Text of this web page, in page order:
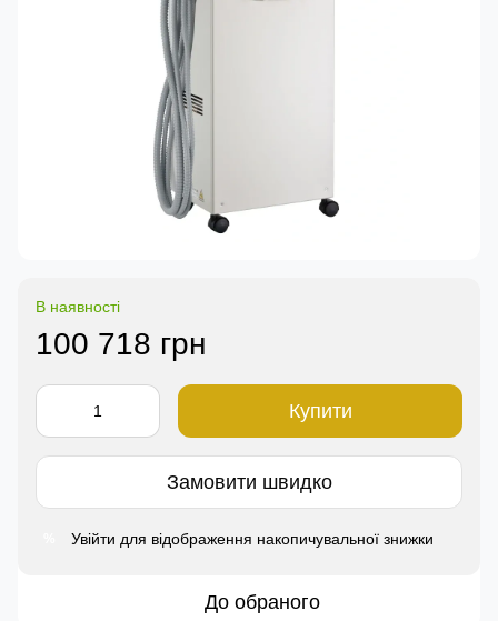
В наявності
100 718 грн
Купити
Замовити швидко
Увійти для відображення накопичувальної знижки
До обраного